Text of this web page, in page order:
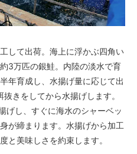
して出荷。海上に浮かぶ四角い
3万匹の銀鮭。内陸の淡水で育
年育成し、水揚げ量に応じて出
きをしてから水揚げします。
げし、すぐに海水のシャーベッ
が締まります。水揚げから加工
と美味しさを約束します。